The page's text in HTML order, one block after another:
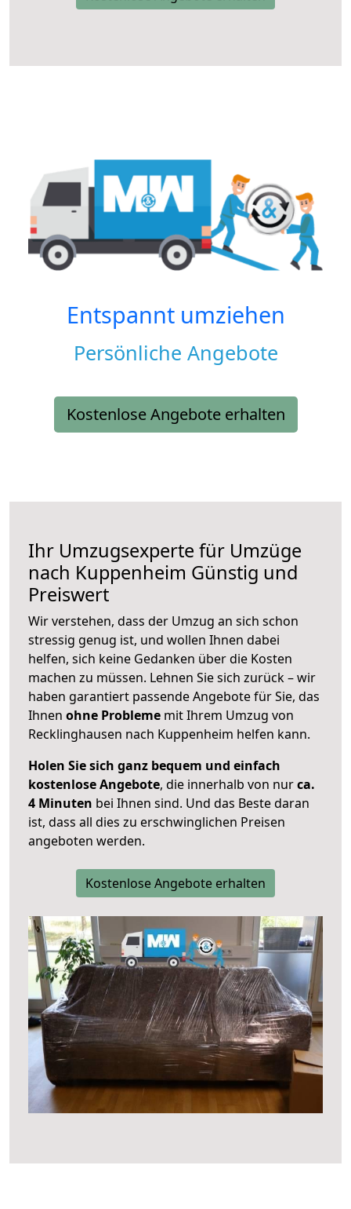
Entspannt umziehen
Persönliche Angebote
Kostenlose Angebote erhalten
Ihr Umzugsexperte für Umzüge
nach Kuppenheim Günstig und
Preiswert
Wir verstehen, dass der Umzug an sich schon
stressig genug ist, und wollen Ihnen dabei
helfen, sich keine Gedanken über die Kosten
machen zu müssen. Lehnen Sie sich zurück – wir
haben garantiert passende Angebote für Sie, das
Ihnen ohne Probleme mit Ihrem Umzug von
Recklinghausen nach Kuppenheim helfen kann.
Holen Sie sich ganz bequem und einfach
kostenlose Angebote, die innerhalb von nurca.
4 Minuten bei Ihnen sind. Und das Beste daran
ist, dass all dies zu erschwinglichen Preisen
angeboten werden.
Kostenlose Angebote erhalten